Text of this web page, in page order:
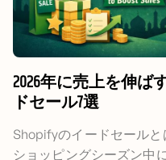
2026年に売上を伸ば
ドセール7選
Shopifyのイードセール
ショッピングシーズン中